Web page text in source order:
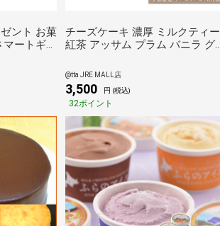
ント お菓
ートギフ
ドレー
チーズケーキ 濃厚 ミルクティー
紅茶 アッサム プラム バニラ グ
糖不使用 送料無料 誕生日 スイー
ツ 洋菓子 おしゃれ お土産 手土
産 ギフト プレゼント お返し 送
料無料 お中元
@tta JRE MALL店
3,500 円 (税込)
32ポイント